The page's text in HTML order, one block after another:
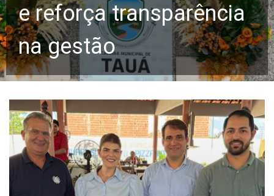
e reforça transparência
na gestão